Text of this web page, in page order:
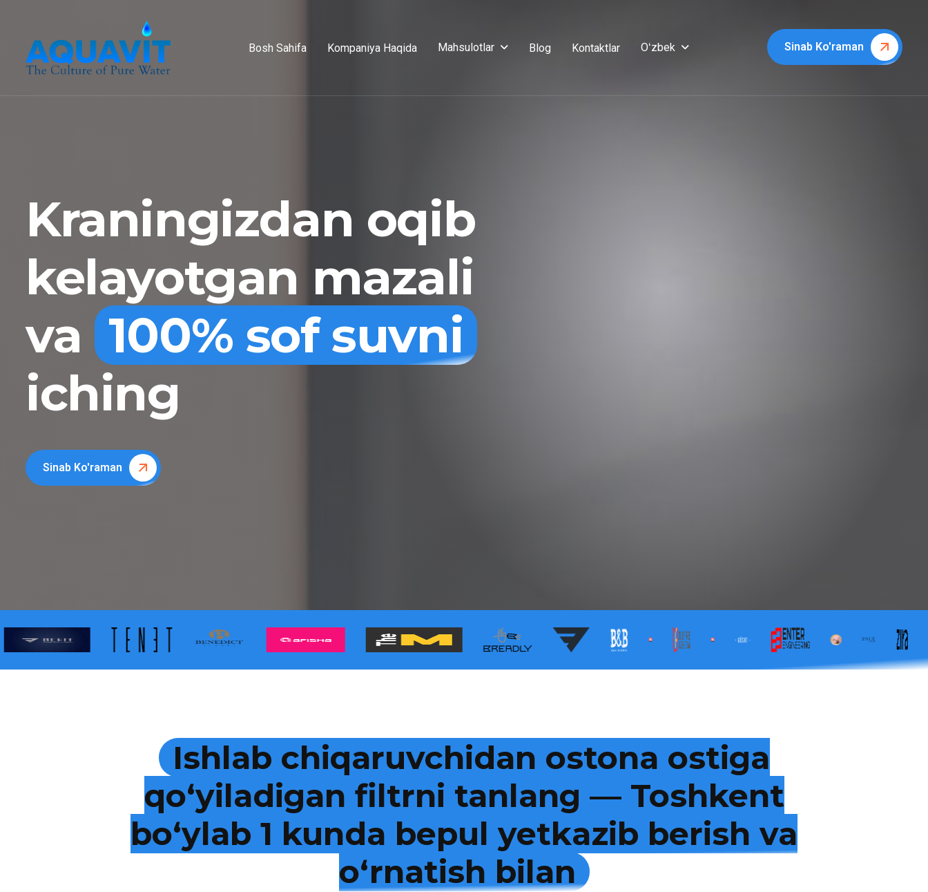
Bosh Sahifa Kompaniya Haqida Mahsulotlar Blog Kontaktlar Oʻzbek Sinab Ko'raman
Kraningizdan oqib
kelayotgan mazali
va 100% sof suvni
iching
Sinab Ko'raman
Ishlab chiqaruvchidan ostona ostiga
qo‘yiladigan filtrni tanlang — Toshkent
bo‘ylab 1 kunda bepul yetkazib berish va
o‘rnatish bilan